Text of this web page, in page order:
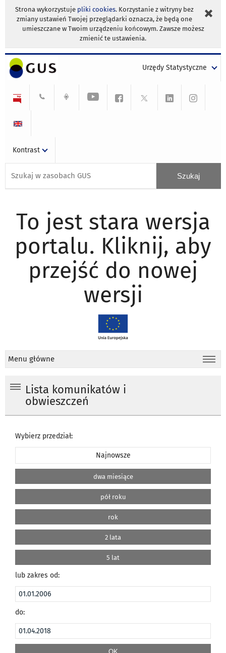
Strona wykorzystuje pliki cookies. Korzystanie z witryny bez
zmiany ustawień Twojej przeglądarki oznacza, że będą one
umieszczane w Twoim urządzeniu końcowym. Zawsze możesz
zmienić te ustawienia.
Urzędy Statystyczne
Kontrast
To jest stara wersja
portalu. Kliknij, aby
przejść do nowej
wersji
Menu główne
Lista komunikatów i
obwieszczeń
Wybierz przedział:
Najnowsze
dwa miesiące
pół roku
rok
2 lata
5 lat
lub zakres od:
do: